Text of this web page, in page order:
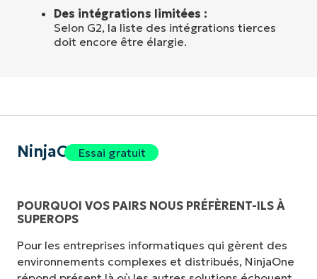
Des intégrations limitées :
Selon G2, la liste des intégrations tierces
doit encore être élargie.
NinjaOneEssai gratuit
POURQUOI VOS PAIRS NOUS PRÉFÈRENT-ILS À
SUPEROPS
Pour les entreprises informatiques qui gèrent des
environnements complexes et distribués, NinjaOne